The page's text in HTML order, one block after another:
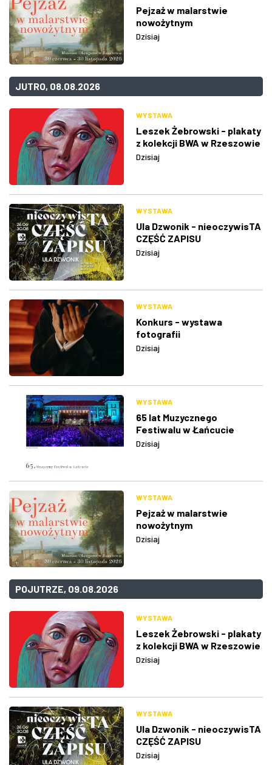
Pejzaż w malarstwie
nowożytnym
Dzisiaj
JUTRO, 08.08.2026
WYSTAWA
Leszek Żebrowski - plakaty
z kolekcji BWA w Rzeszowie
Dzisiaj
WYSTAWA
Ula Dzwonik - nieoczywisTA
CZĘŚĆ ZAPISU
Dzisiaj
WYSTAWA
Konkurs - wystawa
fotografii
Dzisiaj
WYSTAWA
65 lat Muzycznego
Festiwalu w Łańcucie
Dzisiaj
WYSTAWA
Pejzaż w malarstwie
nowożytnym
Dzisiaj
POJUTRZE, 09.08.2026
WYSTAWA
Leszek Żebrowski - plakaty
z kolekcji BWA w Rzeszowie
Dzisiaj
WYSTAWA
Ula Dzwonik - nieoczywisTA
CZĘŚĆ ZAPISU
Dzisiaj